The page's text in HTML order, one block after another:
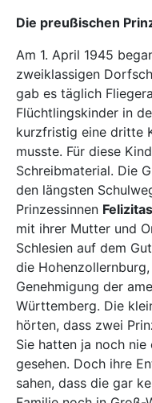
Die preußischen
Am 1. April 1945
zweiklassigen
gab es täglich
Flüchtlingskinder in
kurzfristig eine dritte
musste. Für diese
Schreibmaterial. Die
den längsten
Prinzessinnen Felizitas
mit ihrer Mutter und
Schlesien auf dem
die
Genehmigung der
Württemberg. Die
hörten, dass zwei
Sie hatten ja noch
gesehen. Doch ihre
sahen, dass die gar